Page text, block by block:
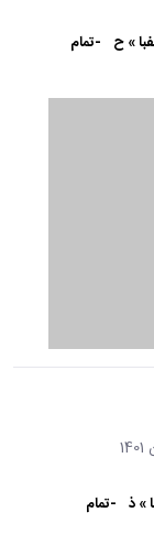
» ح -تمام
» ذ -تمام